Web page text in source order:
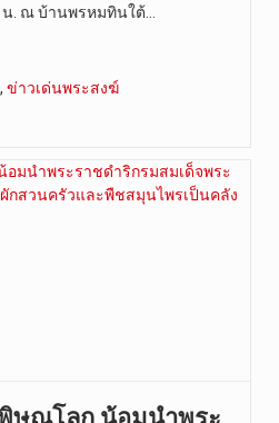
น. ณ บ้านพรหมทินใต้…
, ข่าวเด่นพระสงฆ์